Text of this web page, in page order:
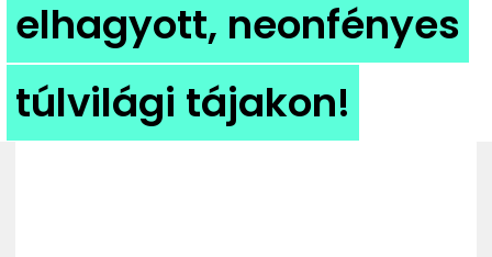
DIVAT
HIP
elhagyott, neonfényes
túlvilági tájakon!